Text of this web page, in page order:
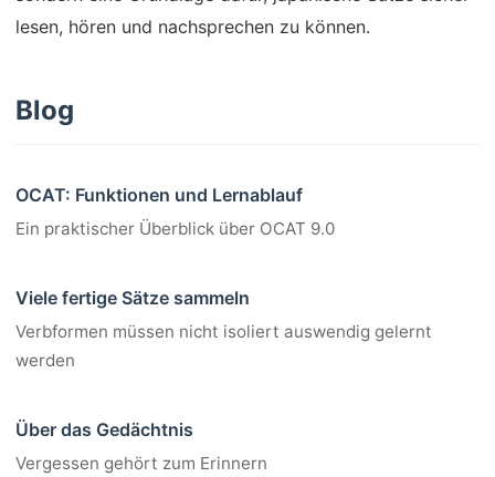
lesen, hören und nachsprechen zu können.
Blog
OCAT: Funktionen und Lernablauf
Ein praktischer Überblick über OCAT 9.0
Viele fertige Sätze sammeln
Verbformen müssen nicht isoliert auswendig gelernt
werden
Über das Gedächtnis
Vergessen gehört zum Erinnern